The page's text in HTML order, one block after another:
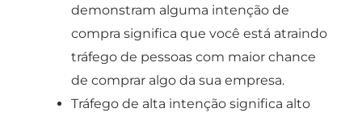
demonstram alguma intenção de
compra significa que você está atraindo
tráfego de pessoas com maior chance
de comprar algo da sua empresa.
Tráfego de alta intenção significa alto